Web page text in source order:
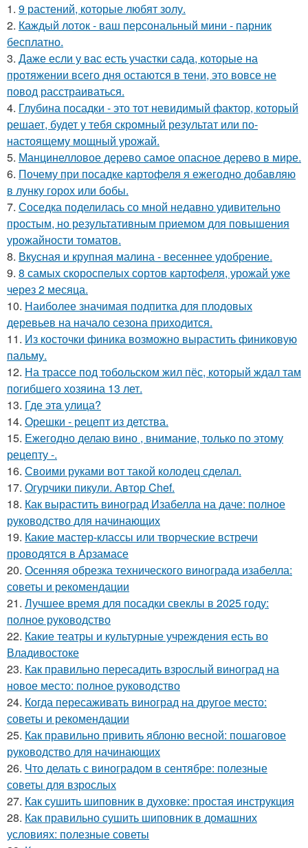
1. 9 растений, которые любят золу.
2. Каждый лоток - ваш персональный мини - парник
бесплатно.
3. Даже если у вас есть участки сада, которые на
протяжении всего дня остаются в тени, это вовсе не
повод расстраиваться.
4. Глубина посадки - это тот невидимый фактор, который
решает, будет у тебя скромный результат или по-
настоящему мощный урожай.
5. Манцинелловое дерево самое опасное дерево в мире.
6. Почему при посадке картофеля я ежегодно добавляю
в лунку горох или бобы.
7. Соседка поделилась со мной недавно удивительно
простым, но результативным приемом для повышения
урожайности томатов.
8. Вкусная и крупная малина - весеннее удобрение.
9. 8 самых скороспелых сортов картофеля, урожай уже
через 2 месяца.
10. Наиболее значимая подпитка для плодовых
деревьев на начало сезона приходится.
11. Из косточки финика возможно вырастить финиковую
пальму.
12. На трассе под тобольском жил пёс, который ждал там
погибшего хозяина 13 лет.
13. Где этa улица?
14. Орешки - рецепт из детства.
15. Ежегодно делаю вино , внимание, только по этому
рецепту -.
16. Своими руками вот такой колодец сделал.
17. Огурчики пикули. Автор Chef.
18. Как вырастить виноград Изабелла на даче: полное
руководство для начинающих
19. Какие мастер-классы или творческие встречи
проводятся в Арзамасе
20. Осенняя обрезка технического винограда изабелла:
советы и рекомендации
21. Лучшее время для посадки свеклы в 2025 году:
полное руководство
22. Какие театры и культурные учреждения есть во
Владивостоке
23. Как правильно пересадить взрослый виноград на
новое место: полное руководство
24. Когда пересаживать виноград на другое место:
советы и рекомендации
25. Как правильно привить яблоню весной: пошаговое
руководство для начинающих
26. Что делать с виноградом в сентябре: полезные
советы для взрослых
27. Как сушить шиповник в духовке: простая инструкция
28. Как правильно сушить шиповник в домашних
условиях: полезные советы